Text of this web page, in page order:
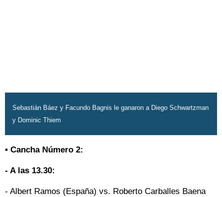
Sebastián Báez y Facundo Bagnis le ganaron a Diego Schwartzman
y Dominic Thiem
• Cancha Número 2:
- A las 13.30:
- Albert Ramos (España) vs. Roberto Carballes Baena